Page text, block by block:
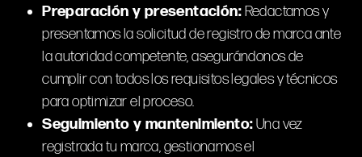
Preparación y presentación:Redactamos y
presentamos la solicitud de registro de marca ante
la autoridad competente, asegurándonos de
cumplir con todos los requisitos legales y técnicos
para optimizar el proceso.
Seguimiento y mantenimiento:Una vez
registrada tu marca, gestionamos el